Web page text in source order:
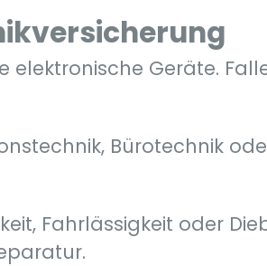
Geräte.
Bürotechnik
Fahrlässigkeit oder